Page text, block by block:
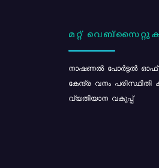
മറ്റ്
നാഷണൽ പോർട്ടൽ ഓഫ്
കേന്ദ്ര വനം പരിസ്ഥിതി
വ്യതിയാന വകുപ്പ്